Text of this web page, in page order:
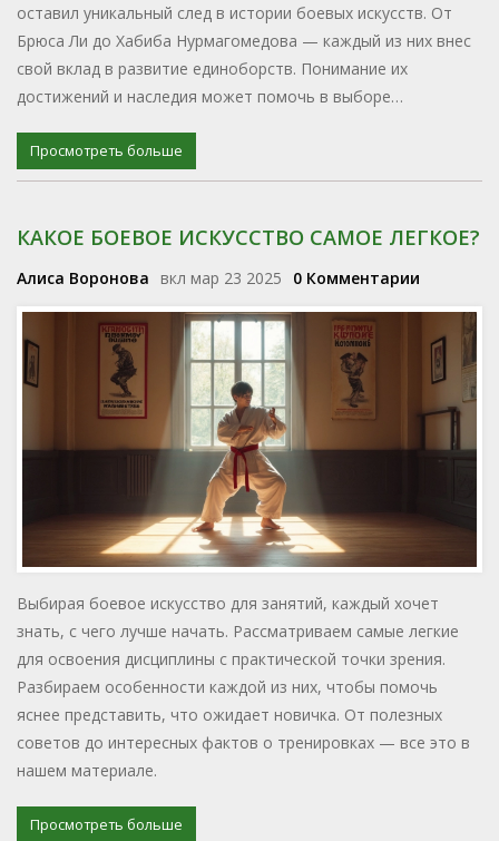
оставил уникальный след в истории боевых искусств. От
Брюса Ли до Хабиба Нурмагомедова — каждый из них внес
свой вклад в развитие единоборств. Понимание их
достижений и наследия может помочь в выборе
кто из них заслуживает звания величайшего.
Просмотреть больше
КАКОЕ БОЕВОЕ ИСКУССТВО САМОЕ ЛЕГКОЕ?
Алиса Воронова вкл мар 23 2025 0 Комментарии
Выбирая боевое искусство для занятий, каждый хочет
знать, с чего лучше начать. Рассматриваем самые легкие
для освоения дисциплины с практической точки зрения.
Разбираем особенности каждой из них, чтобы помочь
яснее представить, что ожидает новичка. От полезных
советов до интересных фактов о тренировках — все это в
нашем материале.
Просмотреть больше